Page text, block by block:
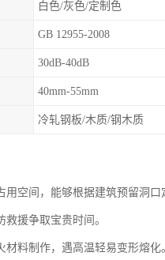
白色/灰色/定制色
GB 12955-2008
30dB-40dB
40mm-55mm
冷轧钢板/木质/钢木质
空间，能够根据建筑预留洞口
援争取宝贵时间。
料制作，遇高温轻易变形熔化